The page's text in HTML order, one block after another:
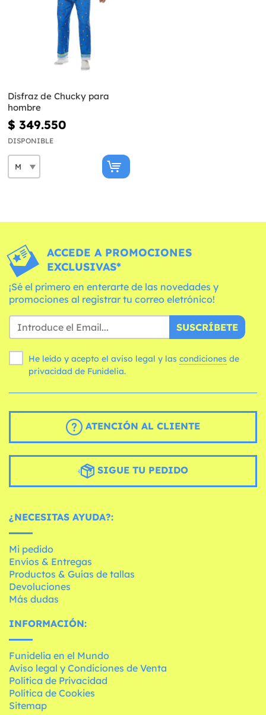
Disfraz de Chucky para
hombre
$ 349.550
DISPONIBLE
ACCEDE A PROMOCIONES
EXCLUSIVAS*
¡Sé el primero en enterarte de las novedades y
promociones al registrar tu correo eletrónico!
SUSCRÍBETE
He leído y acepto el aviso legal y las condiciones
privacidad de Funidelia.
ATENCIÓN AL CLIENTE
SIGUE TU PEDIDO
¿NECESITAS AYUDA?:
Mi pedido
Envíos & Entregas
Productos & Guías de tallas
Devoluciones
Más dudas
INFORMACIÓN:
Funidelia en el Mundo
Aviso legal y Condiciones de Venta
Política de Privacidad
Política de Cookies
Sitemap